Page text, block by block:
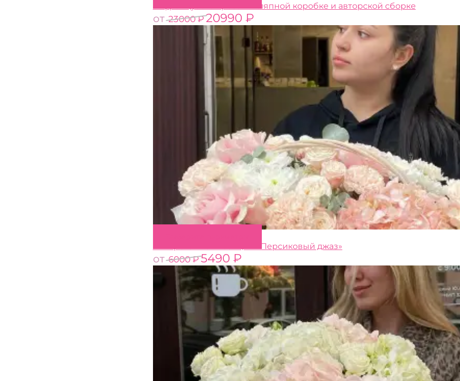
товар
несколько
вариаций.
Опции
можно
выбрать
на
странице
51 французская роза в шляпной коробке и авторской сборке
от23000₽20990₽
товар
несколько
вариаций.
Опции
можно
выбрать
на
странице
товара.
Авторская композиция «Персиковый джаз»
от6000₽5490₽